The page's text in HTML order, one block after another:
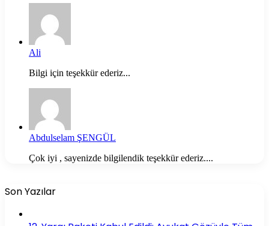
Ali
Bilgi için teşekkür ederiz...
Abdulselam ŞENGÜL
Çok iyi , sayenizde bilgilendik teşekkür ederiz....
Son Yazılar